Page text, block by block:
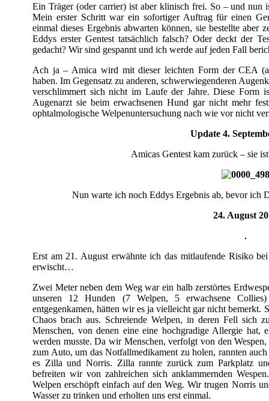
Ein Träger (oder carrier) ist aber klinisch frei. So – und nun
Mein erster Schritt war ein sofortiger Auftrag für einen
einmal dieses Ergebnis abwarten können, sie bestellte
Eddys erster Gentest tatsächlich falsch? Oder deckt der
gedacht? Wir sind gespannt und ich werde auf jeden Fall
Ach ja – Amica wird mit dieser leichten Form der CEA
haben. Im Gegensatz zu anderen, schwerwiegenderen
verschlimmert sich nicht im Laufe der Jahre. Diese Form
Augenarzt sie beim erwachsenen Hund gar nicht mehr
ophtalmologische Welpenuntersuchung nach wie vor nicht
Update 4.
Amicas Gentest kam zurück – sie
Nun warte ich noch Eddys Ergebnis ab, bevor ich
24. August
Erst am 21. August erwähnte ich das mitlaufende Risiko
erwischt…
Zwei Meter neben dem Weg war ein halb zerstörtes
unseren 12 Hunden (7 Welpen, 5 erwachsene
entgegenkamen, hätten wir es ja vielleicht gar nicht bemerkt.
Chaos brach aus. Schreiende Welpen, in deren Fell sich
Menschen, von denen eine eine hochgradige Allergie hat,
werden musste. Da wir Menschen, verfolgt von den
zum Auto, um das Notfallmedikament zu holen, rannten
es Zilla und Norris. Zilla rannte zurück zum Parkplatz
befreiten wir von zahlreichen sich anklammernden
Welpen erschöpft einfach auf den Weg. Wir trugen Norris
Wasser zu trinken und erholten uns erst einmal.